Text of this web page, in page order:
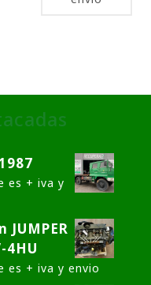
es + iva y
4HU
es + iva y envio